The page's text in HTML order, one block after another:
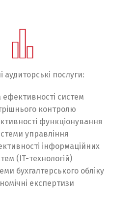
аудиторські послуги:
ефективності систем
контролю
функціонування
управління
інформаційних
(IT-технологій)
бухгалтерського обліку
експертизи